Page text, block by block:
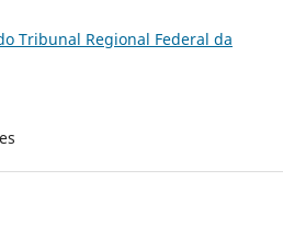
Tribunal Regional Federal da